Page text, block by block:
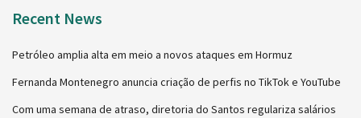
Recent News
Petróleo amplia alta em meio a novos ataques em Hormuz
Fernanda Montenegro anuncia criação de perfis no TikTok e YouTube
Com uma semana de atraso, diretoria do Santos regulariza salários